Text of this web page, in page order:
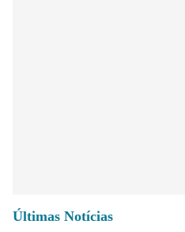
Últimas Notícias